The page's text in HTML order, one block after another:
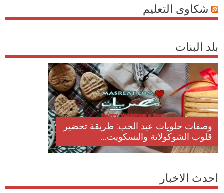
شكاوى التعليم
بلد البنات
وصفات حلويات عيد الحب: طريقة تحضير
قلوب الشوكولاتة والبسكويت...
احدث الاخبار